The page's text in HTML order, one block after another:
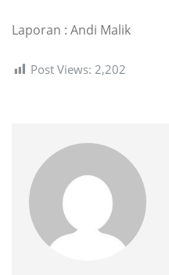
Laporan : Andi Malik
Post Views: 2,202